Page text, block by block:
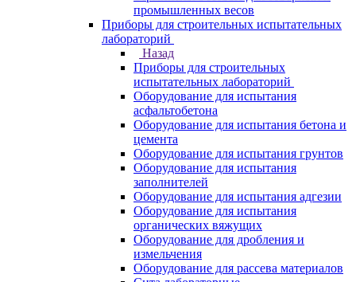
промышленных весов
Приборы для строительных испытательных
лабораторий
Назад
Приборы для строительных
испытательных лабораторий
Оборудование для испытания
асфальтобетона
Оборудование для испытания бетона и
цемента
Оборудование для испытания грунтов
Оборудование для испытания
заполнителей
Оборудование для испытания адгезии
Оборудование для испытания
органических вяжущих
Оборудование для дробления и
измельчения
Оборудование для рассева материалов